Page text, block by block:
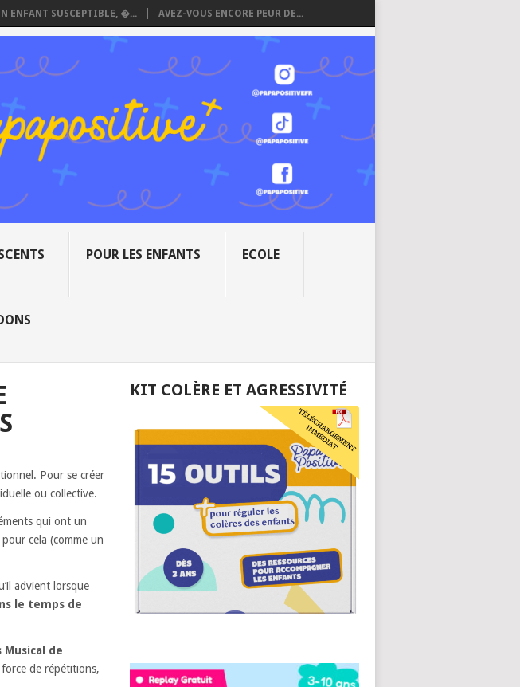
ENFANT SUSCEPTIBLE, �... AVEZ-VOUS ENCORE PEUR DE...
POUR LES ENFANTS ECOLE
Pour se créer
ou collective.
qui ont un
cela (comme un
advient lorsque
le temps de
Musical de
de répétitions,
KIT COLÈRE ET AGRESSIVITÉ